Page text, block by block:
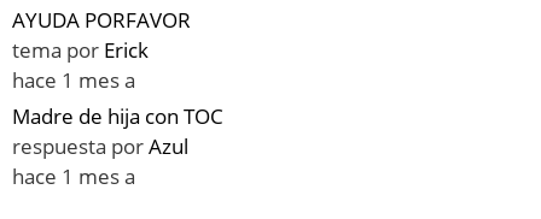
AYUDA PORFAVOR
tema por Erick
hace 1 mes a
Madre de hija con TOC
respuesta porAzul
hace 1 mes a